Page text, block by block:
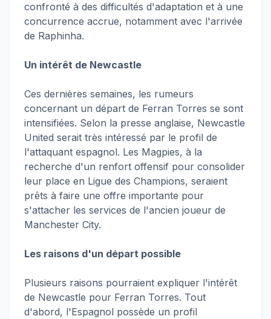
confronté à des difficultés d'adaptation et à une
concurrence accrue, notamment avec l'arrivée
de Raphinha.
Un intérêt de Newcastle
Ces dernières semaines, les rumeurs
concernant un départ de Ferran Torres se sont
intensifiées. Selon la presse anglaise, Newcastle
United serait très intéressé par le profil de
l'attaquant espagnol. Les Magpies, à la
recherche d'un renfort offensif pour consolider
leur place en Ligue des Champions, seraient
prêts à faire une offre importante pour
s'attacher les services de l'ancien joueur de
Manchester City.
Les raisons d'un départ possible
Plusieurs raisons pourraient expliquer l'intérêt
de Newcastle pour Ferran Torres. Tout
d'abord, l'Espagnol possède un profil